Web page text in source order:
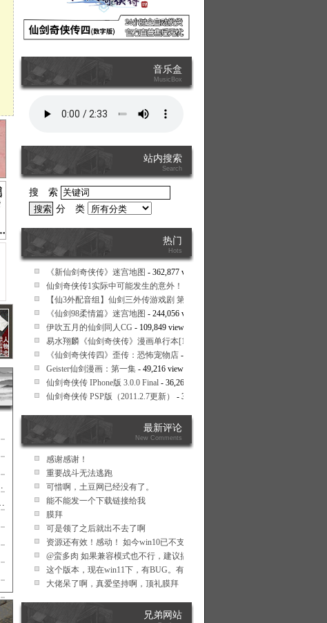
音乐盒
MusicBox
站内搜索
Search
搜 索
分 类
热门
Hots
《新仙剑奇侠传》迷宫地图 - 362,877 views
仙剑奇侠传1实际中可能发生的意外！ 6、如果NPC的好感度高
【仙3外配音组】仙剑三外传游戏剧 第20集
《仙剑98柔情篇》迷宫地图 - 244,056 views
伊吹五月的仙剑同人CG - 109,849 views
易水翔麟《仙剑奇侠传》漫画单行本[1-9全]
《仙剑奇侠传四》歪传：恐怖宠物店- 52,741 views
Geister仙剑漫画：第一集- 49,216 views
仙剑奇侠传 IPhone版 3.0.0 Final- 36,268 views
仙剑奇侠传 PSP版（2011.2.7更新）
- 34,347 views
最新评论
New Comments
感谢感谢！
重要战斗无法逃跑
可惜啊，土豆网已经没有了。
能不能发一个下载链接给我
膜拜
可是领了之后就出不去了啊
资源还有效！感动！ 如今win10已不支持帖中的解码器。替代方式：foobar播
@蛮多肉 如果兼容模式也不行，建议搞个虚拟机来玩试试，比如xp的虚拟机
这个版本，现在win11下，有BUG。有时会游戏地图不显示，也没有特别的
大佬呆了啊，真爱坚持啊，顶礼膜拜
兄弟网站